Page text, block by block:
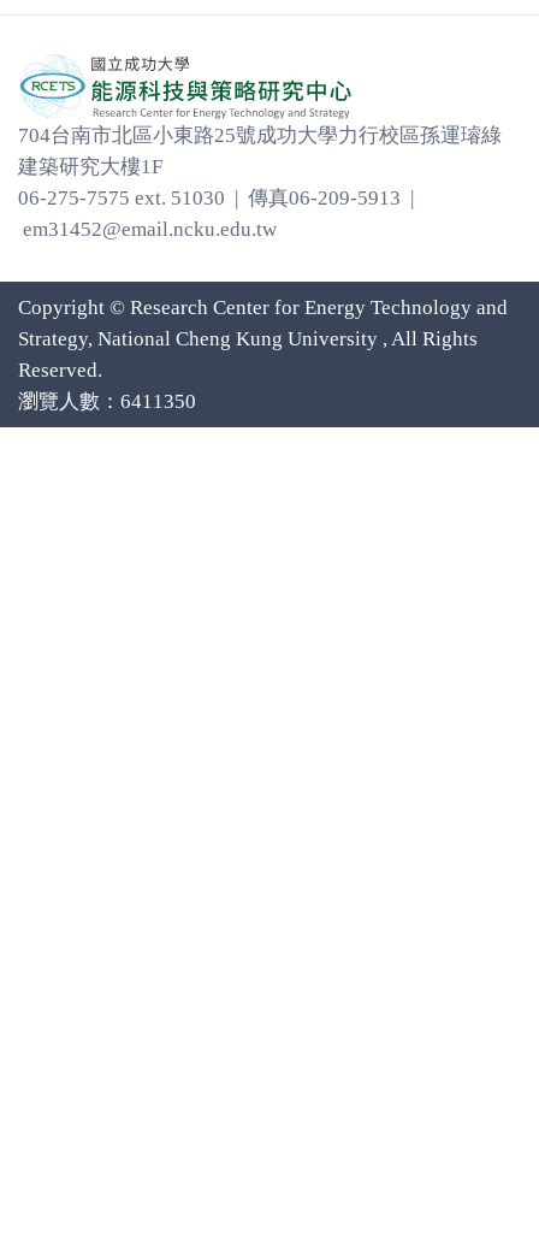
704台南市北區小東路25號成功大學力行校區孫運璿綠
建築研究大樓1F
06-275-7575 ext. 51030 | 傳真06-209-5913 |
em31452@email.ncku.edu.tw
Copyright © Research Center for Energy Technology and
Strategy, National Cheng Kung University , All Rights
Reserved.
瀏覽人數：6411350